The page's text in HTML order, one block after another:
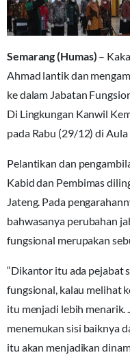
Semarang (Humas) –
Ahmad lantik dan
ke dalam Jabatan
Di Lingkungan Kanwil
pada Rabu (29/12) di
Pelantikan dan
Kabid dan Pembimas
Jateng. Pada
bahwasanya perubahan
fungsional merupakan
“Dikantor itu ada pejabat
fungsional, kalau melihat
itu menjadi lebih menarik.
menemukan sisi baiknya
itu akan menjadikan